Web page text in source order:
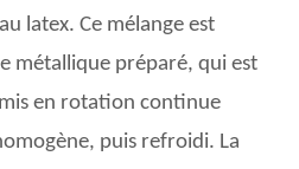
latex. Ce mélange est
métallique préparé, qui est
en rotation continue
puis refroidi. La